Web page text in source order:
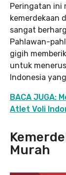
Peringatan ini
kemerdekaan
sangat
Pahlawan-
gigih
untuk
Indonesia
BACA JUGA:
Atlet Voli
Murah